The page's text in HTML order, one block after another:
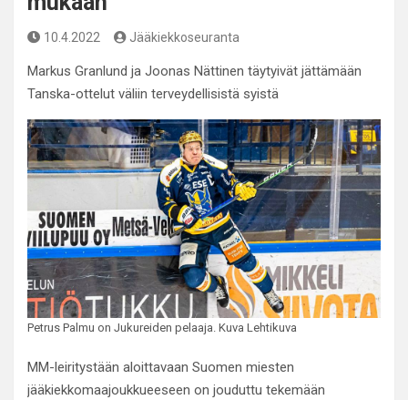
10.4.2022 Jääkiekkoseuranta
Markus Granlund ja Joonas Nättinen täytyivät jättämään
Tanska-ottelut väliin terveydellisistä syistä
Petrus Palmu on Jukureiden pelaaja. Kuva Lehtikuva
MM-leiritystään aloittavaan Suomen miesten
jääkiekkomaajoukkueeseen on jouduttu tekemään